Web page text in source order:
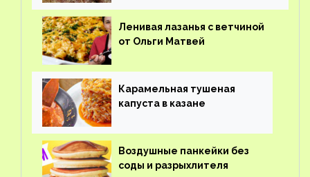
Ленивая лазанья с ветчиной
от Ольги Матвей
Карамельная тушеная
капуста в казане
Воздушные панкейки без
соды и разрыхлителя